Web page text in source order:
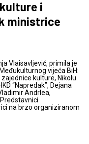
i
ministrice
Vlaisavljević, primila je
vijeća BiH:
kulture, Nikolu
“Napredak”, Dejana
Andrlea,
na brzo organiziranom